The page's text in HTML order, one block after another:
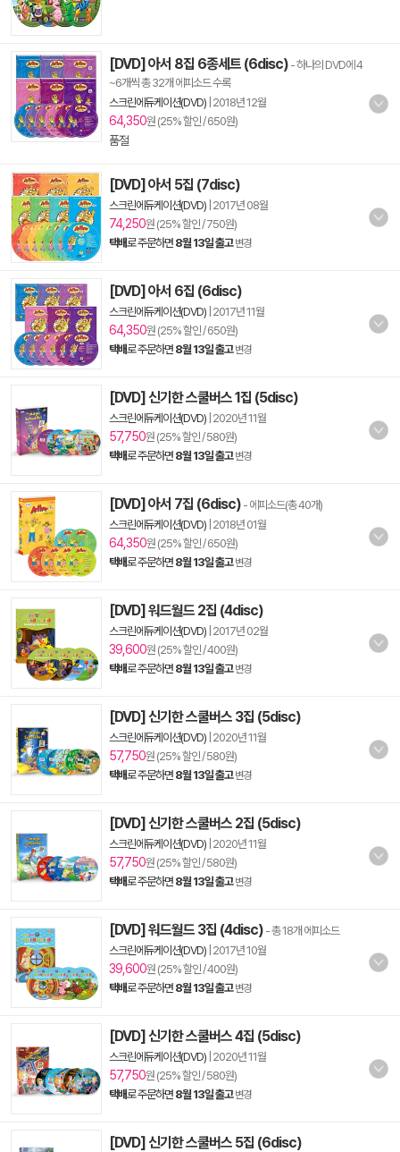
[DVD] 아서 8집 6종세트 (6disc) - 하나의 DVD에 4
~6개씩 총 32개 에피소드 수록
스크린에듀케이션(DVD) 2018년 12월
64,350원 (25% 할인 / 650원)
품절
[DVD] 아서 5집 (7disc)
스크린에듀케이션(DVD) 2017년 08월
74,250원 (25% 할인 / 750원)
택배로 주문하면 8월 13일 출고 변경
[DVD] 아서 6집 (6disc)
스크린에듀케이션(DVD) 2017년 11월
64,350원 (25% 할인 / 650원)
택배로 주문하면 8월 13일 출고 변경
[DVD] 신기한 스쿨버스 1집 (5disc)
스크린에듀케이션(DVD) 2020년 11월
57,750원 (25% 할인 / 580원)
택배로 주문하면 8월 13일 출고 변경
[DVD] 아서 7집 (6disc) - 에피소드(총 40개)
스크린에듀케이션(DVD) 2018년 01월
64,350원 (25% 할인 / 650원)
택배로 주문하면 8월 13일 출고 변경
[DVD] 워드월드 2집 (4disc)
스크린에듀케이션(DVD) 2017년 02월
39,600원 (25% 할인 / 400원)
택배로 주문하면 8월 13일 출고 변경
[DVD] 신기한 스쿨버스 3집 (5disc)
스크린에듀케이션(DVD) 2020년 11월
57,750원 (25% 할인 / 580원)
택배로 주문하면 8월 13일 출고 변경
[DVD] 신기한 스쿨버스 2집 (5disc)
스크린에듀케이션(DVD) 2020년 11월
57,750원 (25% 할인 / 580원)
택배로 주문하면 8월 13일 출고 변경
[DVD] 워드월드 3집 (4disc) - 총 18개 에피소드
스크린에듀케이션(DVD) 2017년 10월
39,600원 (25% 할인 / 400원)
택배로 주문하면 8월 13일 출고 변경
[DVD] 신기한 스쿨버스 4집 (5disc)
스크린에듀케이션(DVD) 2020년 11월
57,750원 (25% 할인 / 580원)
택배로 주문하면 8월 13일 출고 변경
[DVD] 신기한 스쿨버스 5집 (6disc)